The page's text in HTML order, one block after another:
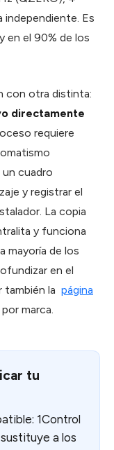
independiente. Es
en el 90% de los
con otra distinta:
directamente
requiere
cuadro
y registrar el
La copia
y funciona
mayoría de los
en el
también la página
marca.
tu
1Control
a los